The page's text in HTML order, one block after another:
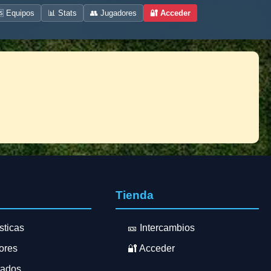
Equipos 📊 Stats 👥 Jugadores 🔐 Acceder
Tienda
🎫 Intercambios
🔐 Acceder